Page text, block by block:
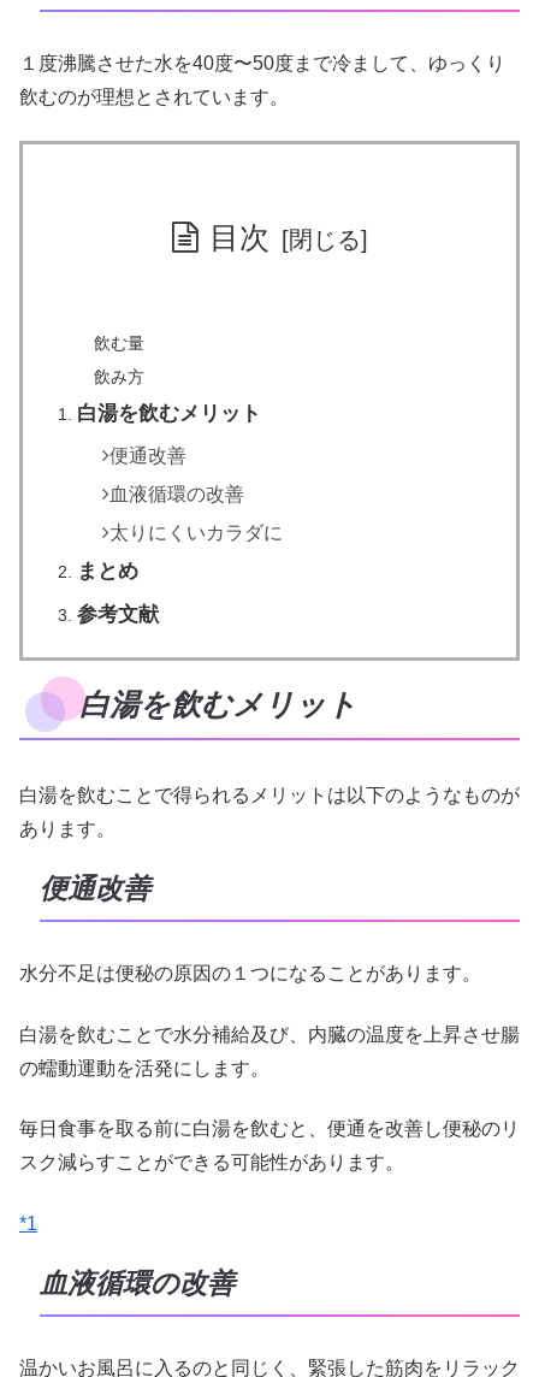
１度沸騰させた水を40度〜50度まで冷まして、ゆっくり
飲むのが理想とされています。
目次
飲む量
飲み方
白湯を飲むメリット
便通改善
血液循環の改善
太りにくいカラダに
まとめ
参考文献
白湯を飲むメリット
白湯を飲むことで得られるメリットは以下のようなものが
あります。
便通改善
水分不足は便秘の原因の１つになることがあります。
白湯を飲むことで水分補給及び、内臓の温度を上昇させ腸
の蠕動運動を活発にします。
毎日食事を取る前に白湯を飲むと、便通を改善し便秘のリ
スク減らすことができる可能性があります。
*1
血液循環の改善
温かいお風呂に入るのと同じく、緊張した筋肉をリラック